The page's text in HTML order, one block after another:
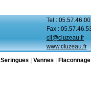
Tel :
Fax :
cil@cluzeau.fr
www.cluzeau.fr
Seringues Vannes Flaconnage